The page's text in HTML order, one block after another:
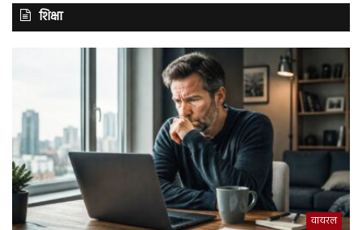
शिक्षा
वायरल